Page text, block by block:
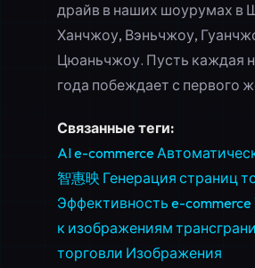
драйв в наших шоурумах в
Ханчжоу, Вэньчжоу,
Цюаньчжоу. Пусть каждая
года побеждает с первого
Связанные теги:
AI e-commerce
智惠映 Генерация страниц
Эффективность e-commerce
к изображениям
торговли Изображения